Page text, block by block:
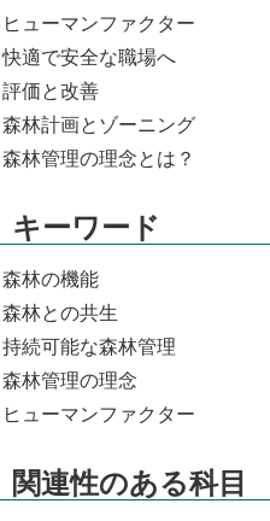
ヒューマンファクター
快適で安全な職場へ
評価と改善
森林計画とゾーニング
森林管理の理念とは？
キーワード
森林の機能
森林との共生
持続可能な森林管理
森林管理の理念
ヒューマンファクター
関連性のある科目